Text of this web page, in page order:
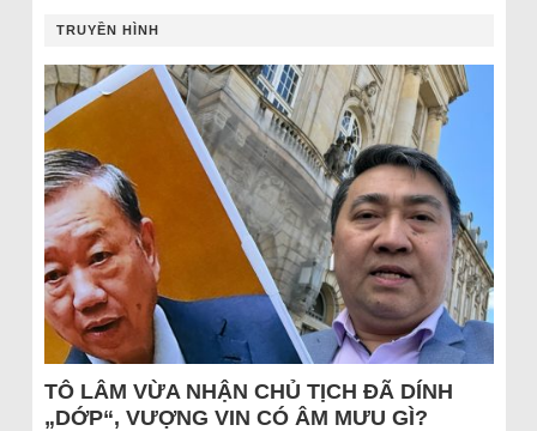
TRUYỀN HÌNH
TÔ LÂM VỪA NHẬN CHỦ TỊCH ĐÃ DÍNH
„DỚP“, VƯỢNG VIN CÓ ÂM MƯU GÌ?